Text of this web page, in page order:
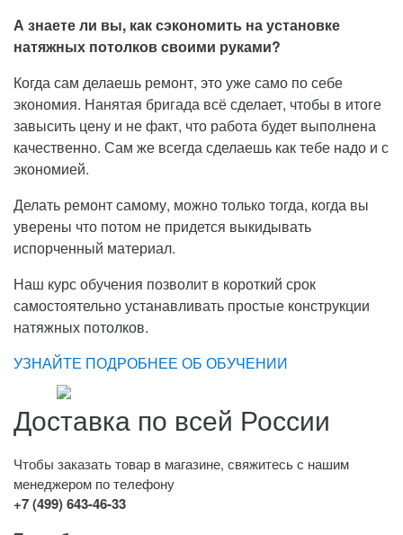
А знаете ли вы, как сэкономить на установке
натяжных потолков своими руками?
Когда сам делаешь ремонт, это уже само по себе
экономия. Нанятая бригада всё сделает, чтобы в итоге
завысить цену и не факт, что работа будет выполнена
качественно. Сам же всегда сделаешь как тебе надо и с
экономией.
Делать ремонт самому, можно только тогда, когда вы
уверены что потом не придется выкидывать
испорченный материал.
Наш курс обучения позволит в короткий срок
самостоятельно устанавливать простые конструкции
натяжных потолков.
УЗНАЙТЕ ПОДРОБНЕЕ ОБ ОБУЧЕНИИ
Доставка по всей России
Чтобы заказать товар в магазине, свяжитесь с нашим
менеджером по телефону
+7 (499) 643-46-33